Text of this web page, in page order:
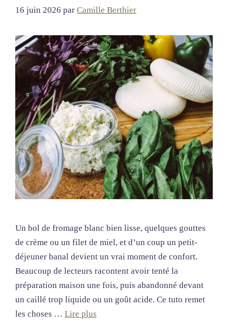
16 juin 2026 par Camille Berthier
Un bol de fromage blanc bien lisse, quelques gouttes
de crème ou un filet de miel, et d’un coup un petit-
déjeuner banal devient un vrai moment de confort.
Beaucoup de lecteurs racontent avoir tenté la
préparation maison une fois, puis abandonné devant
un caillé trop liquide ou un goût acide. Ce tuto remet
les choses … Lire plus